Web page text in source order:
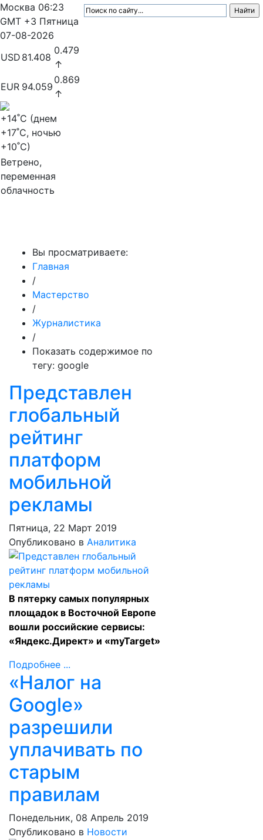
Москва 06:23
GMT +3 Пятница
07-08-2026
USD 81.408
0.479
↑
EUR 94.059
0.869
↑
+14˚C (днем
+17˚C, ночью
+10˚C)
Ветрено,
переменная
облачность
Вы просматриваете:
Главная
/
Мастерство
/
Журналистика
/
Показать содержимое по
тегу: google
Представлен
глобальный
рейтинг
платформ
мобильной
рекламы
Пятница, 22 Март 2019
Опубликовано в Аналитика
В пятерку самых популярных
площадок в Восточной Европе
вошли российские сервисы:
«Яндекс.Директ» и «myTarget»
Подробнее ...
«Налог на
Google»
разрешили
уплачивать по
старым
правилам
Понедельник, 08 Апрель 2019
Опубликовано в Новости